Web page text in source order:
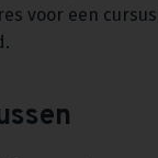
voor een